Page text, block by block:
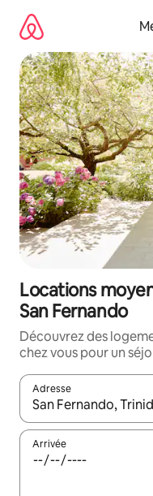
directement
contenu
Locations
San Fernando
Découvrez des
chez vous pour un
Adresse
Lorsque les résultats
Arrivée